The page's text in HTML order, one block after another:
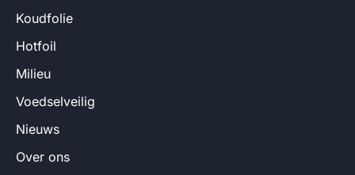
Koudfolie
Hotfoil
Milieu
Voedselveilig
Nieuws
Over ons